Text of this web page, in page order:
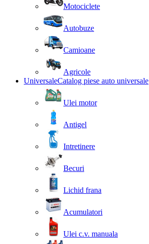
Motociclete
Autobuze
Camioane
Agricole
UniversaleCatalog piese auto universale
Ulei motor
Antigel
Intretinere
Becuri
Lichid frana
Acumulatori
Ulei c.v. manuala